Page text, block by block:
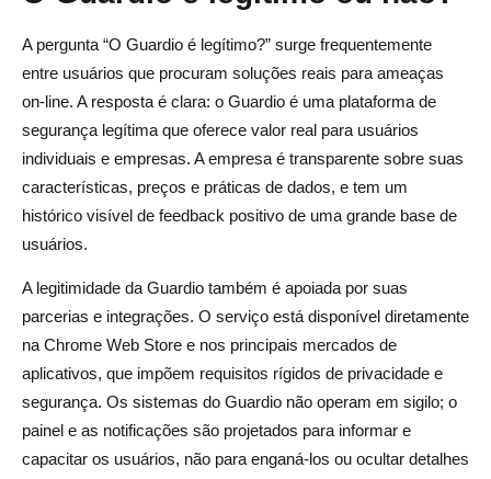
A pergunta “O Guardio é legítimo?” surge frequentemente
entre usuários que procuram soluções reais para ameaças
on-line. A resposta é clara: o Guardio é uma plataforma de
segurança legítima que oferece valor real para usuários
individuais e empresas. A empresa é transparente sobre suas
características, preços e práticas de dados, e tem um
histórico visível de feedback positivo de uma grande base de
usuários.
A legitimidade da Guardio também é apoiada por suas
parcerias e integrações. O serviço está disponível diretamente
na Chrome Web Store e nos principais mercados de
aplicativos, que impõem requisitos rígidos de privacidade e
segurança. Os sistemas do Guardio não operam em sigilo; o
painel e as notificações são projetados para informar e
capacitar os usuários, não para enganá-los ou ocultar detalhes